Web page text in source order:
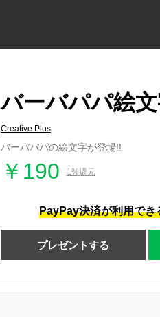
バーバパパ絵
Creative Plus
バーバパパの絵文字が登場!!
￥190 1%還元
PayPay決済が利用でき
プレゼントする